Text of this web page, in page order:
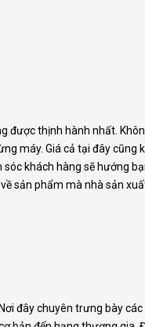
được thịnh hành nhất.
máy. Giá cả tại đây cũng
khách hàng sẽ hướng
sản phẩm mà nhà sản
đây chuyên trưng bày